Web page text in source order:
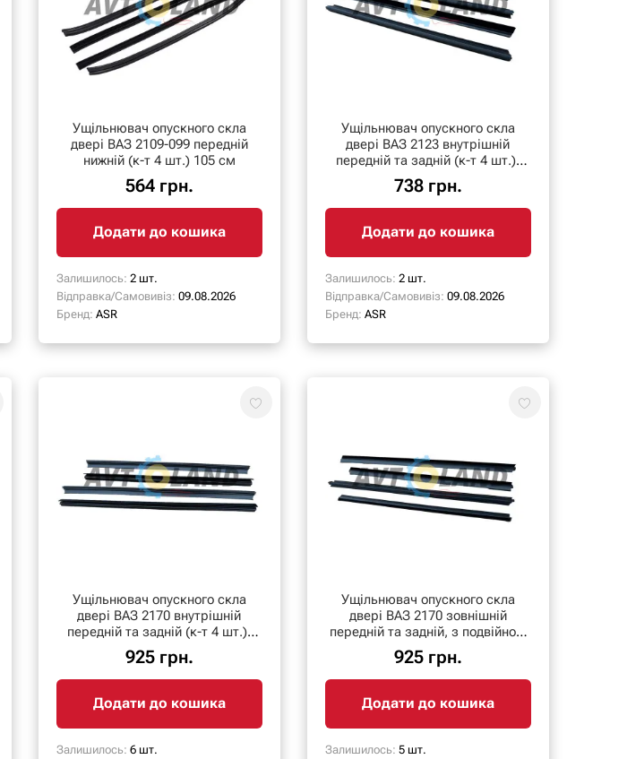
Ущільнювач опускного скла
двері ВАЗ 2109-099 передній
нижній (к-т 4 шт.) 105 см
564 грн.
Додати до кошика
Залишилось: 2 шт.
Відправка/Самовивіз: 09.08.2026
Бренд: ASR
Ущільнювач опускного скла
двері ВАЗ 2123 внутрішній
передній та задній (к-т 4 шт.),
ASR
738 грн.
Додати до кошика
Залишилось: 2 шт.
Відправка/Самовивіз: 09.08.2026
Бренд: ASR
Ущільнювач опускного скла
двері ВАЗ 2170 внутрішній
передній та задній (к-т 4 шт.),
ASR
925 грн.
Додати до кошика
Залишилось: 6 шт.
Ущільнювач опускного скла
двері ВАЗ 2170 зовнішній
передній та задній, з подвійною
лапкою (к-т 4 шт.
925 грн.
Додати до кошика
Залишилось: 5 шт.